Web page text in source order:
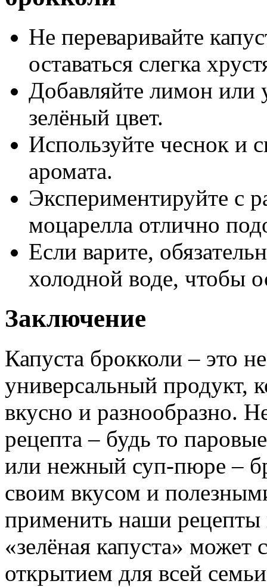
Не переваривайте
оставаться слегка
Добавляйте лимон или
зелёный цвет.
Используйте чеснок и
аромата.
Экспериментируйте с
моцарелла отлично
Если варите,
холодной воде, чтобы
Заключение
Капуста брокколи – это
универсальный продукт,
вкусно и разнообразно.
рецепта – будь то
или нежный суп-пюре –
своим вкусом и
применить наши рецепты
«зелёная капуста»
открытием для всей